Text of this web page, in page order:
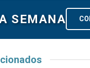
SEMANA